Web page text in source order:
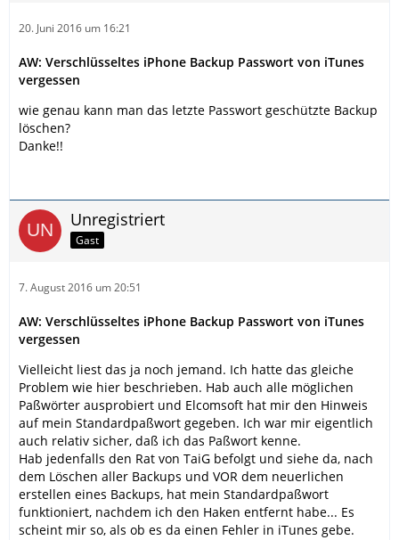
20. Juni 2016 um 16:21
AW: Verschlüsseltes iPhone Backup Passwort von iTunes
vergessen
wie genau kann man das letzte Passwort geschützte Backup
löschen?
Danke!!
Unregistriert
Gast
7. August 2016 um 20:51
AW: Verschlüsseltes iPhone Backup Passwort von iTunes
vergessen
Vielleicht liest das ja noch jemand. Ich hatte das gleiche
Problem wie hier beschrieben. Hab auch alle möglichen
Paßwörter ausprobiert und Elcomsoft hat mir den Hinweis
auf mein Standardpaßwort gegeben. Ich war mir eigentlich
auch relativ sicher, daß ich das Paßwort kenne.
Hab jedenfalls den Rat von TaiG befolgt und siehe da, nach
dem Löschen aller Backups und VOR dem neuerlichen
erstellen eines Backups, hat mein Standardpaßwort
funktioniert, nachdem ich den Haken entfernt habe... Es
scheint mir so, als ob es da einen Fehler in iTunes gebe.